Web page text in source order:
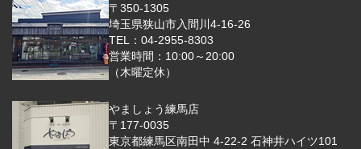
〒350-1305
埼玉県狭山市入間川4-16-26
TEL：04-2955-8303
営業時間：10:00～20:00
（木曜定休）
やましょう練馬店
〒177-0035
東京都練馬区南田中 4-22-2 石神井ハイツ101